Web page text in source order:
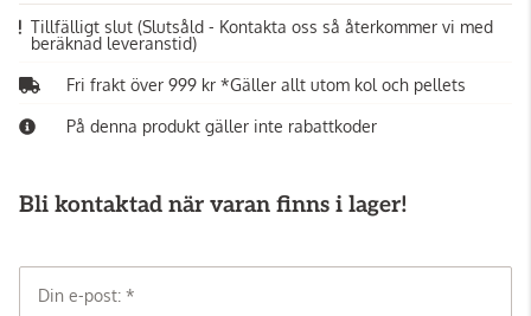
Tillfälligt slut (Slutsåld - Kontakta oss så återkommer vi med
beräknad leveranstid)
Fri frakt över 999 kr *Gäller allt utom kol och pellets
På denna produkt gäller inte rabattkoder
Bli kontaktad när varan finns i lager!
Din e-post: